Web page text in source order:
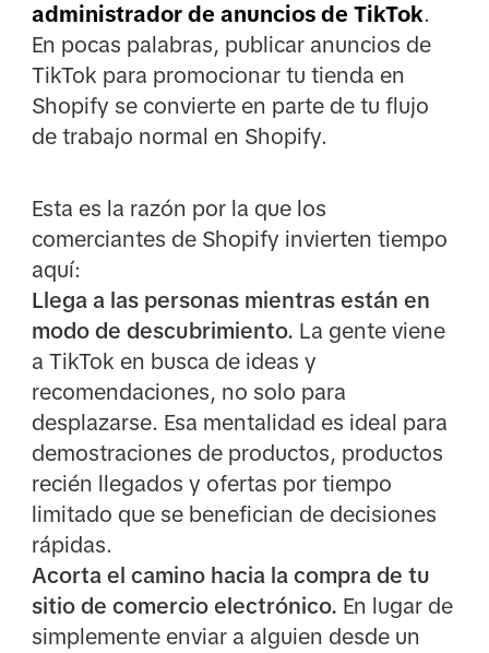
administrador de anuncios de TikTok.
En pocas palabras, publicar anuncios de
TikTok para promocionar tu tienda en
Shopify se convierte en parte de tu flujo
de trabajo normal en Shopify.
Esta es la razón por la que los
comerciantes de Shopify invierten tiempo
aquí:
Llega a las personas mientras están en
modo de descubrimiento. La gente viene
a TikTok en busca de ideas y
recomendaciones, no solo para
desplazarse. Esa mentalidad es ideal para
demostraciones de productos, productos
recién llegados y ofertas por tiempo
limitado que se benefician de decisiones
rápidas.
Acorta el camino hacia la compra de tu
sitio de comercio electrónico. En lugar de
simplemente enviar a alguien desde un